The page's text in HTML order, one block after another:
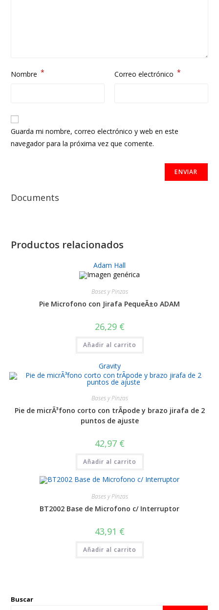
Nombre * Correo electrónico *
Guarda mi nombre, correo electrónico y web en este
navegador para la próxima vez que comente.
Documents
Productos relacionados
Adam Hall
Bases y Pinzas
Pie Microfono con Jirafa PequeÃ±o ADAM
26,29 €
Añadir al carrito
Gravity
Bases y Pinzas
Pie de micrÃ³fono corto con trÃ­pode y brazo jirafa de 2
puntos de ajuste
42,97 €
Añadir al carrito
Bases y Pinzas
BT2002 Base de Microfono c/ Interruptor
43,91 €
Añadir al carrito
Buscar